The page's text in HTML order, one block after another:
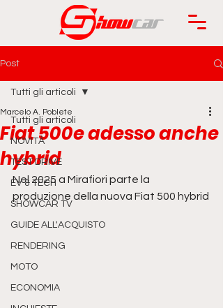
Post
Tutti gli articoli
NOVITÀ
TEST DRIVE
EV & TECH
SHOWCAR TV
GUIDE ALL'ACQUISTO
RENDERING
MOTO
ECONOMIA
Tutti gli articoli
Fiat 500e adesso anche
hybrid
Marcelo A. Poblete
Nel 2025 a Mirafiori parte la
produzione della nuova Fiat 500 hybrid